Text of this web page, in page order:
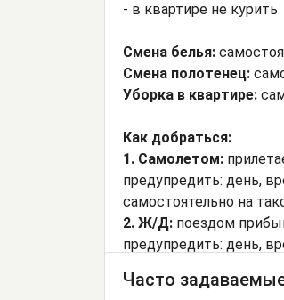
- в квартире не курить
Смена белья:
Смена полотенец:
Уборка в квартире:
Как добраться:
1. Самолетом:
предупредить: день,
самостоятельно на
2. Ж/Д: поездом
предупредить: день,
Часто